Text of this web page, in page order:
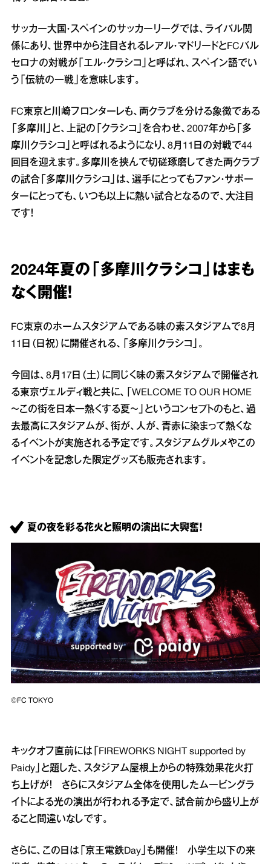
サッカー大国・スペインのサッカーリーグでは、ライバル関
係にあり、世界中から注目されるレアル・マドリードとFCバル
セロナの対戦が「エル・クラシコ」と呼ばれ、スペイン語でい
う「伝統の一戦」を意味します。
FC東京と川崎フロンターレも、両クラブを分ける象徴である
「多摩川」と、上記の「クラシコ」を合わせ、2007年から「多
摩川クラシコ」と呼ばれるようになり、8月11日の対戦で44
回目を迎えます。多摩川を挟んで切磋琢磨してきた両クラブ
の試合「多摩川クラシコ」は、選手にとってもファン・サポー
ターにとっても、いつも以上に熱い試合となるので、大注目
です！
2024年夏の「多摩川クラシコ」はまも
なく開催！
FC東京のホームスタジアムである味の素スタジアムで8月
11日（日祝）に開催される、「多摩川クラシコ」。
今回は、8月17日（土）に同じく味の素スタジアムで開催され
る東京ヴェルディ戦と共に、「WELCOME TO OUR HOME
～この街を日本一熱くする夏～」というコンセプトのもと、過
去最高にスタジアムが、街が、人が、青赤に染まって熱くな
るイベントが実施される予定です。スタジアムグルメやこの
イベントを記念した限定グッズも販売されます。
夏の夜を彩る花火と照明の演出に大興奮！
©FC TOKYO
キックオフ直前には「FIREWORKS NIGHT supported by
Paidy」と題した、スタジアム屋根上からの特殊効果花火打
ち上げが！ さらにスタジアム全体を使用したムービングラ
イトによる光の演出が行われる予定で、試合前から盛り上が
ること間違いなしです。
さらに、この日は「京王電鉄Day」も開催！ 小学生以下の来